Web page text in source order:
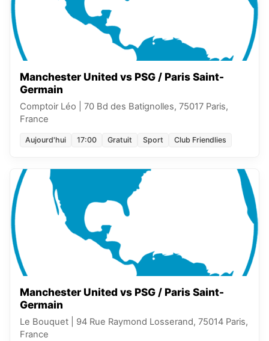
Manchester United vs PSG / Paris Saint-
Germain
Comptoir Léo
70 Bd des Batignolles, 75017 Paris,
France
Aujourd'hui 17:00 Gratuit Sport Club Friendlies
Manchester United vs PSG / Paris Saint-
Germain
Le Bouquet
94 Rue Raymond Losserand, 75014 Paris,
France